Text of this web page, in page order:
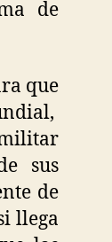
de
que
sus
de
llega